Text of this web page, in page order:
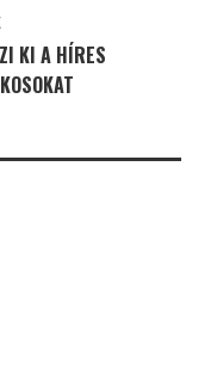
KI A HÍRES